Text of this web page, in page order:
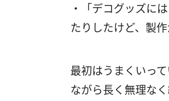
・「デコグッズに
たりしたけど、製
最初はうまくいっ
ながら長く無理な